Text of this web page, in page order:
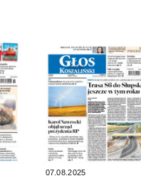
07.08.2025